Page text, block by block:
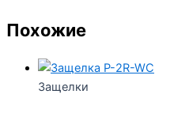
Похожие
Защелки